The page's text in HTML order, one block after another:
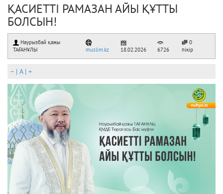
ҚАСИЕТТІ РАМАЗАН АЙЫ ҚҰТТЫ
БОЛСЫН!
Наурызбай қажы
ТАҒАНҰЛЫ
muslim.kz 18.02.2026 6726
0
пікір
– | A| +